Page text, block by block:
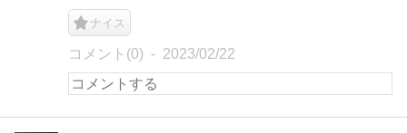
ナイス
コメント(0) 2023/02/22